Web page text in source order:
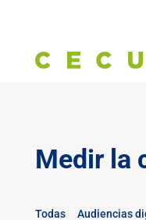
Medir la
Todas Audiencias